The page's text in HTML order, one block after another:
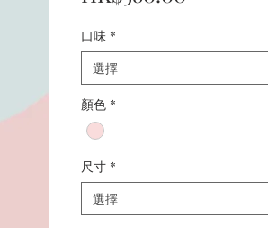
口味 *
選擇
顏色 *
尺寸 *
選擇